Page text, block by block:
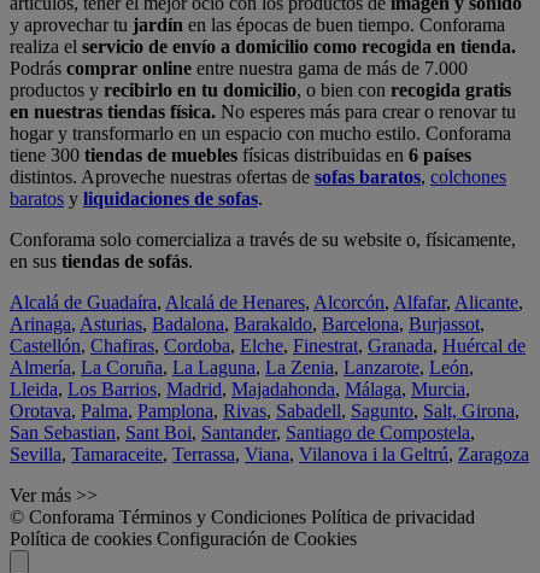
y aprovechar tu jardín en las épocas de buen tiempo. Conforama
realiza el servicio de envío a domicilio como recogida en tienda.
Podrás comprar online entre nuestra gama de más de 7.000
productos y recibirlo en tu domicilio, o bien con recogida gratis
en nuestras tiendas física. No esperes más para crear o renovar tu
hogar y transformarlo en un espacio con mucho estilo. Conforama
tiene 300 tiendas de muebles físicas distribuidas en 6 países
distintos. Aproveche nuestras ofertas de sofas baratos, colchones
baratos y liquidaciones de sofas.
Conforama solo comercializa a través de su website o, físicamente,
en sus tiendas de sofás.
Alcalá de Guadaíra, Alcalá de Henares, Alcorcón, Alfafar, Alicante,
Arinaga, Asturias, Badalona, Barakaldo, Barcelona, Burjassot,
Castellón, Chafiras, Cordoba, Elche, Finestrat, Granada, Huércal de
Almería, La Coruña, La Laguna, La Zenia, Lanzarote, León,
Lleida, Los Barrios, Madrid, Majadahonda, Málaga, Murcia,
Orotava, Palma, Pamplona, Rivas, Sabadell, Sagunto, Salt, Girona,
San Sebastian, Sant Boi, Santander, Santiago de Compostela,
Sevilla, Tamaraceite, Terrassa, Viana, Vilanova i la Geltrú, Zaragoza
Ver más >>
© Conforama Términos y Condiciones Política de privacidad
Política de cookies Configuración de Cookies